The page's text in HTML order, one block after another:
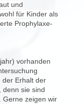
und
für Kinder als
Prophylaxe-
vorhanden
der Erhalt der
denn sie sind
Gerne zeigen wir